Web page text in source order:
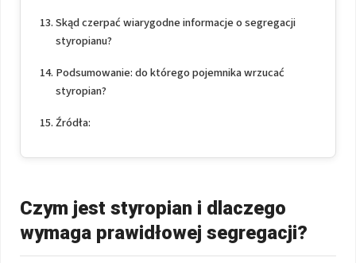
Skąd czerpać wiarygodne informacje o segregacji
styropianu?
Podsumowanie: do którego pojemnika wrzucać
styropian?
Źródła:
Czym jest styropian i dlaczego
wymaga prawidłowej segregacji?